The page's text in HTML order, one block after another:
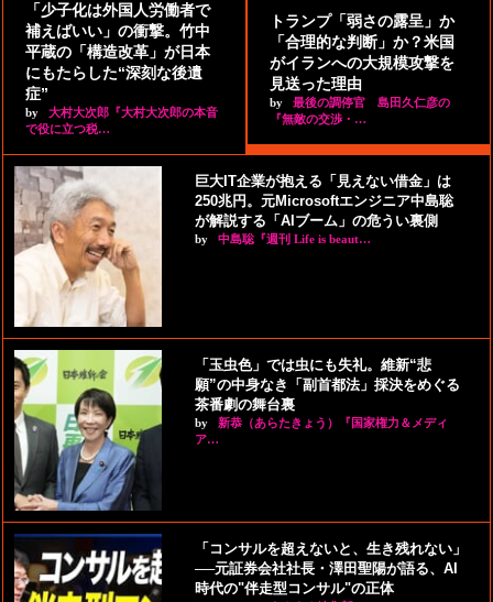
「少子化は外国人労働者で
補えばいい」の衝撃。竹中
平蔵の「構造改革」が日本
にもたらした“深刻な後遺
症”
by
大村大次郎『大村大次郎の本音
で役に立つ税…
トランプ「弱さの露呈」か
「合理的な判断」か？米国
がイランへの大規模攻撃を
見送った理由
by
最後の調停官 島田久仁彦の
『無敵の交渉・…
巨大IT企業が抱える「見えない借金」は
250兆円。元Microsoftエンジニア中島聡
が解説する「AIブーム」の危うい裏側
by 中島聡『週刊 Life is beaut…
「玉虫色」では虫にも失礼。維新“悲
願”の中身なき「副首都法」採決をめぐる
茶番劇の舞台裏
by
新恭（あらたきょう）『国家権力＆メディ
ア…
「コンサルを超えないと、生き残れない」
──元証券会社社長・澤田聖陽が語る、AI
時代の"伴走型コンサル"の正体